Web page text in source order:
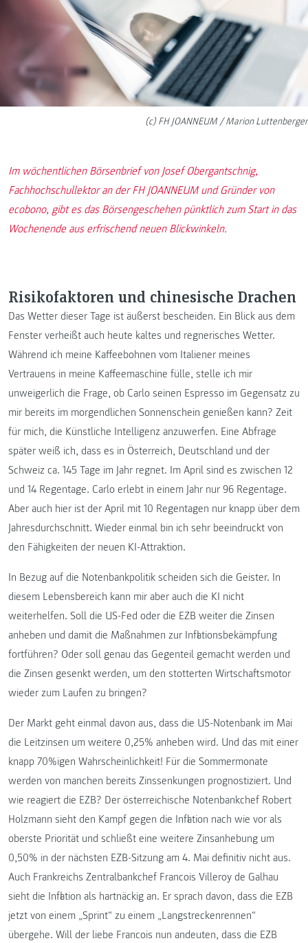
(c) FH JOANNEUM / Marion Luttenberger
Im wöchentlichen Börsenbrief von Josef Obergantschnig,
Fachhochschullektor an der FH JOANNEUM und Gründer von
ecobono, gibt es das Börsengeschehen pünktlich zum Start in das
Wochenende aus erfrischend neuen Blickwinkeln.
Risikofaktoren und chinesische Drachen
Das Wetter dieser Tage ist äußerst bescheiden. Ein Blick aus dem
Fenster verheißt auch heute kaltes und regnerisches Wetter.
Während ich meine Kaffeebohnen vom Italiener meines
Vertrauens in meine Kaffeemaschine fülle, stelle ich mir
unweigerlich die Frage, ob Carlo seinen Espresso im Gegensatz zu
mir bereits im morgendlichen Sonnenschein genießen kann? Zeit
für mich, die Künstliche Intelligenz anzuwerfen. Eine Abfrage
später weiß ich, dass es in Österreich, Deutschland und der
Schweiz ca. 145 Tage im Jahr regnet. Im April sind es zwischen 12
und 14 Regentage. Carlo erlebt in einem Jahr nur 96 Regentage.
Aber auch hier ist der April mit 10 Regentagen nur knapp über dem
Jahresdurchschnitt. Wieder einmal bin ich sehr beeindruckt von
den Fähigkeiten der neuen KI-Attraktion.
In Bezug auf die Notenbankpolitik scheiden sich die Geister. In
diesem Lebensbereich kann mir aber auch die KI nicht
weiterhelfen. Soll die US-Fed oder die EZB weiter die Zinsen
anheben und damit die Maßnahmen zur Inflationsbekämpfung
fortführen? Oder soll genau das Gegenteil gemacht werden und
die Zinsen gesenkt werden, um den stotterten Wirtschaftsmotor
wieder zum Laufen zu bringen?
Der Markt geht einmal davon aus, dass die US-Notenbank im Mai
die Leitzinsen um weitere 0,25% anheben wird. Und das mit einer
knapp 70%igen Wahrscheinlichkeit! Für die Sommermonate
werden von manchen bereits Zinssenkungen prognostiziert. Und
wie reagiert die EZB? Der österreichische Notenbankchef Robert
Holzmann sieht den Kampf gegen die Inflation nach wie vor als
oberste Priorität und schließt eine weitere Zinsanhebung um
0,50% in der nächsten EZB-Sitzung am 4. Mai definitiv nicht aus.
Auch Frankreichs Zentralbankchef Francois Villeroy de Galhau
sieht die Inflation als hartnäckig an. Er sprach davon, dass die EZB
jetzt von einem „Sprint“ zu einem „Langstreckenrennen“
übergehe. Will der liebe Francois nun andeuten, dass die EZB